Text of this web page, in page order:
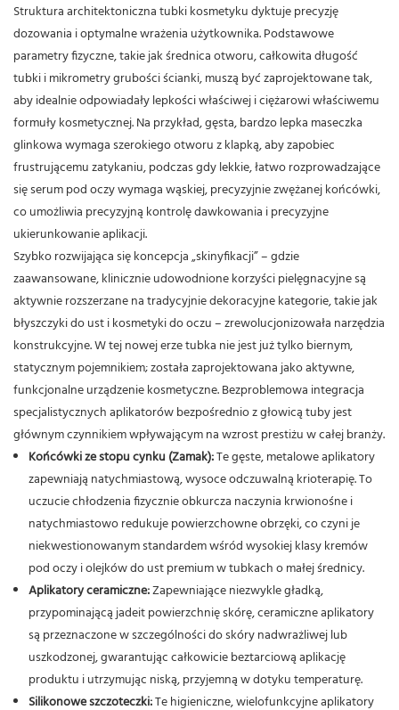
Struktura architektoniczna tubki kosmetyku dyktuje precyzję
dozowania i optymalne wrażenia użytkownika. Podstawowe
parametry fizyczne, takie jak średnica otworu, całkowita długość
tubki i mikrometry grubości ścianki, muszą być zaprojektowane tak,
aby idealnie odpowiadały lepkości właściwej i ciężarowi właściwemu
formuły kosmetycznej. Na przykład, gęsta, bardzo lepka maseczka
glinkowa wymaga szerokiego otworu z klapką, aby zapobiec
frustrującemu zatykaniu, podczas gdy lekkie, łatwo rozprowadzające
się serum pod oczy wymaga wąskiej, precyzyjnie zwężanej końcówki,
co umożliwia precyzyjną kontrolę dawkowania i precyzyjne
ukierunkowanie aplikacji.
Szybko rozwijająca się koncepcja „skinyfikacji” – gdzie
zaawansowane, klinicznie udowodnione korzyści pielęgnacyjne są
aktywnie rozszerzane na tradycyjnie dekoracyjne kategorie, takie jak
błyszczyki do ust i kosmetyki do oczu – zrewolucjonizowała narzędzia
konstrukcyjne. W tej nowej erze tubka nie jest już tylko biernym,
statycznym pojemnikiem; została zaprojektowana jako aktywne,
funkcjonalne urządzenie kosmetyczne.Bezproblemowa integracja
specjalistycznych aplikatorów bezpośrednio z głowicą tuby jest
głównym czynnikiem wpływającym na wzrost prestiżu w całej branży.
Końcówki ze stopu cynku (Zamak):Te gęste, metalowe aplikatory
zapewniają natychmiastową, wysoce odczuwalną krioterapię. To
uczucie chłodzenia fizycznie obkurcza naczynia krwionośne i
natychmiastowo redukuje powierzchowne obrzęki, co czyni je
niekwestionowanym standardem wśród wysokiej klasy kremów
pod oczy i olejków do ust premium w tubkach o małej średnicy.
Aplikatory ceramiczne:Zapewniające niezwykle gładką,
przypominającą jadeit powierzchnię skórę, ceramiczne aplikatory
są przeznaczone w szczególności do skóry nadwrażliwej lub
uszkodzonej, gwarantując całkowicie beztarciową aplikację
produktu i utrzymując niską, przyjemną w dotyku temperaturę.
Silikonowe szczoteczki:Te higieniczne, wielofunkcyjne aplikatory